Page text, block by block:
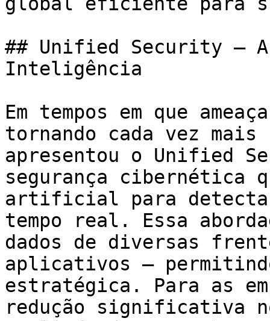
## Unified Security – A
Inteligência
Em tempos em que
tornando cada vez
apresentou o Unified
segurança cibernética
artificial para
tempo real. Essa
dados de diversas
aplicativos –
estratégica. Para as
redução significativa